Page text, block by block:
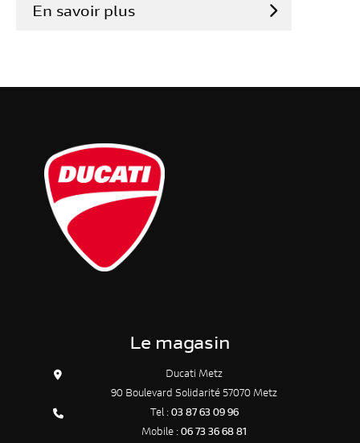
En savoir plus
Le magasin
Ducati Metz
90 Boulevard Solidarité 57070 Metz
Tel :03 87 63 09 96
Mobile :06 73 36 68 81